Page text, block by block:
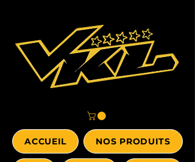
ACCUEIL NOS PRODUITS